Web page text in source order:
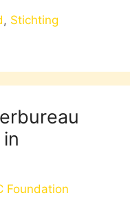
, Stichting
Foundation